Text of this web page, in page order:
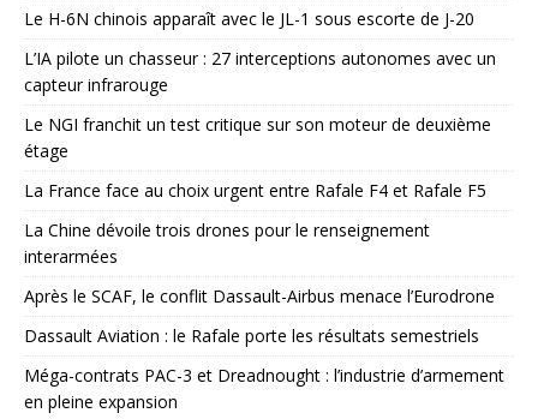
Le H-6N chinois apparaît avec le JL-1 sous escorte de J-20
L’IA pilote un chasseur : 27 interceptions autonomes avec un
capteur infrarouge
Le NGI franchit un test critique sur son moteur de deuxième
étage
La France face au choix urgent entre Rafale F4 et Rafale F5
La Chine dévoile trois drones pour le renseignement
interarmées
Après le SCAF, le conflit Dassault-Airbus menace l’Eurodrone
Dassault Aviation : le Rafale porte les résultats semestriels
Méga-contrats PAC-3 et Dreadnought : l’industrie d’armement
en pleine expansion